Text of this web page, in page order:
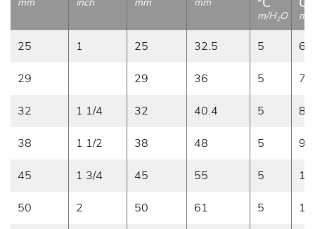
mm inch mm mm
m/H2O mm
25 1 25 32.5 5 66
29 29 36 5 76
32 1 1/4 32 40.4 5 82
38 1 1/2 38 48 5 93
45 1 3/4 45 55 5
50 2 50 61 5